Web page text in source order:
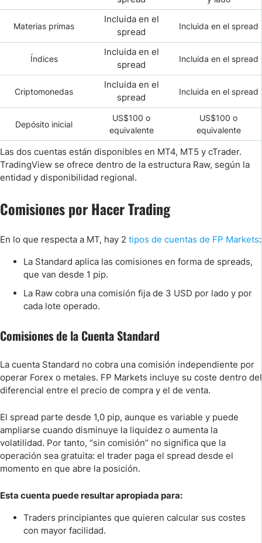
Materias primas
Incluida en el
spread
Incluida en el spread
Índices
Incluida en el
spread
Incluida en el spread
Criptomonedas
Incluida en el
spread
Incluida en el spread
Depósito inicial
US$100 o
equivalente
US$100 o
equivalente
Las dos cuentas están disponibles en MT4, MT5 y cTrader.
TradingView se ofrece dentro de la estructura Raw, según la
entidad y disponibilidad regional.
Comisiones por Hacer Trading
En lo que respecta a MT, hay 2 tipos de cuentas de FP Markets:
La Standard aplica las comisiones en forma de spreads,
que van desde 1 pip.
La Raw cobra una comisión fija de 3 USD por lado y por
cada lote operado.
Comisiones de la Cuenta Standard
La cuenta Standard no cobra una comisión independiente por
operar Forex o metales. FP Markets incluye su coste dentro del
diferencial entre el precio de compra y el de venta.
El spread parte desde 1,0 pip, aunque es variable y puede
ampliarse cuando disminuye la liquidez o aumenta la
volatilidad. Por tanto, “sin comisión” no significa que la
operación sea gratuita: el trader paga el spread desde el
momento en que abre la posición.
Esta cuenta puede resultar apropiada para:
Traders principiantes que quieren calcular sus costes
con mayor facilidad.